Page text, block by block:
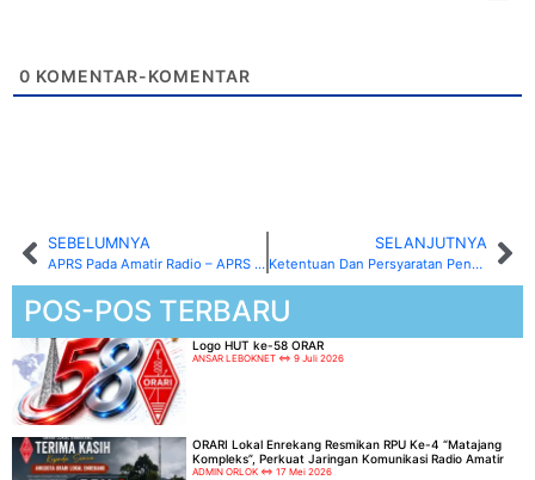
0 KOMENTAR-KOMENTAR
SEBELUMNYA
APRS Pada Amatir Radio – APRS Software Modem(bagian ketiga)
SELANJUTNYA
Ketentuan Dan Persyaratan Penggunaan Walkie Talkie dan HT
POS-POS TERBARU
Logo HUT ke-58 ORAR
ANSAR LEBOKNET 9 Juli 2026
ORARI Lokal Enrekang Resmikan RPU Ke-4 “Matajang
Kompleks”, Perkuat Jaringan Komunikasi Radio Amatir
ADMIN ORLOK 17 Mei 2026